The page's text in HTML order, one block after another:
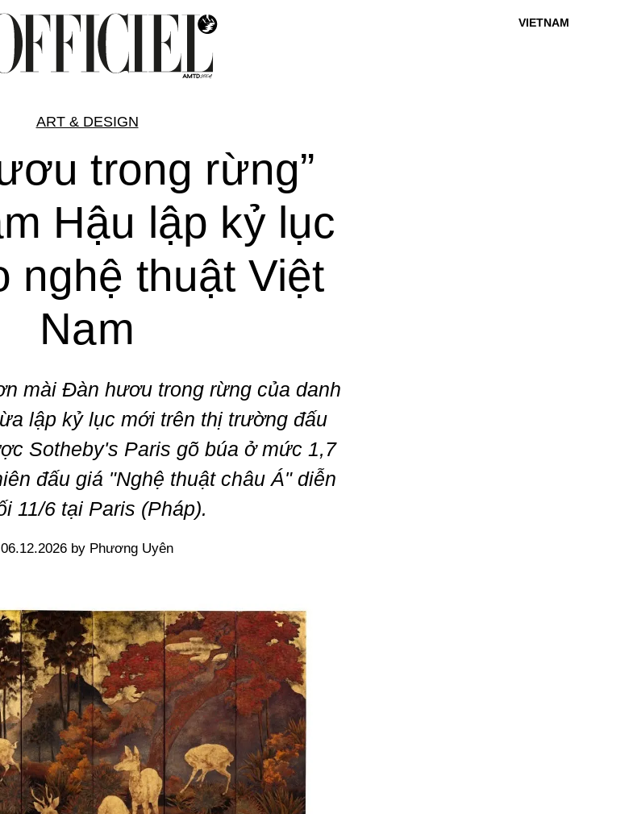
VIETNAM
ART & DESIGN
trong rừng”
Hậu lập kỷ lục
nghệ thuật Việt
Nam
mài Đàn hươu trong rừng của danh
lập kỷ lục mới trên thị trường đấu
Sotheby's Paris gõ búa ở mức 1,7
đấu giá "Nghệ thuật châu Á" diễn
11/6 tại Paris (Pháp).
06.12.2026 by Phương Uyên